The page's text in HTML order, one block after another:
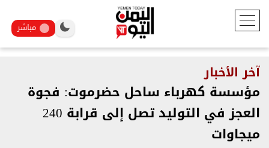
مباشر
آخر الأخبار
مؤسسة كهرباء ساحل حضرموت: فجوة
العجز في التوليد تصل إلى قرابة 240
ميجاوات